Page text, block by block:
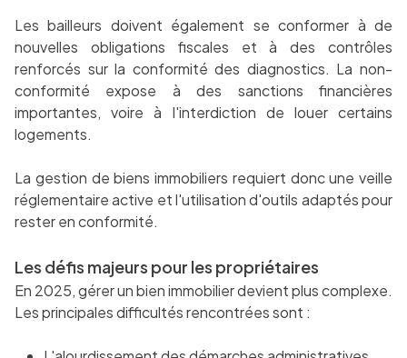
Les bailleurs doivent également se conformer à de
nouvelles obligations fiscales et à des contrôles
renforcés sur la conformité des diagnostics. La non-
conformité expose à des sanctions financières
importantes, voire à l'interdiction de louer certains
logements.
La gestion de biens immobiliers requiert donc une veille
réglementaire active et l'utilisation d'outils adaptés pour
rester en conformité.
Les défis majeurs pour les propriétaires
En 2025, gérer un bien immobilier devient plus complexe.
Les principales difficultés rencontrées sont :